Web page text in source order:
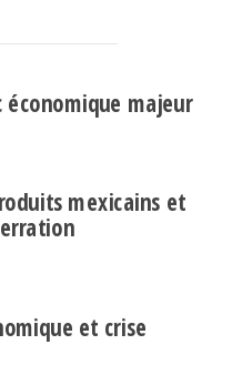
économique majeur
mexicains et
et crise